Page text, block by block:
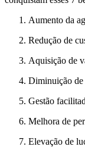
Aumento da
Redução de
Aquisição de
Diminuição de
Gestão
Melhora de
Elevação de